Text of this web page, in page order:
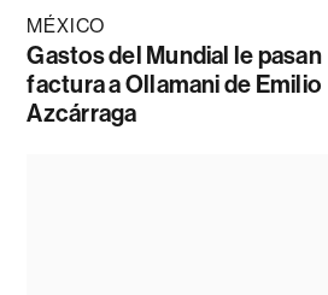
MÉXICO
Gastos del Mundial le pasan
factura a Ollamani de Emilio
Azcárraga